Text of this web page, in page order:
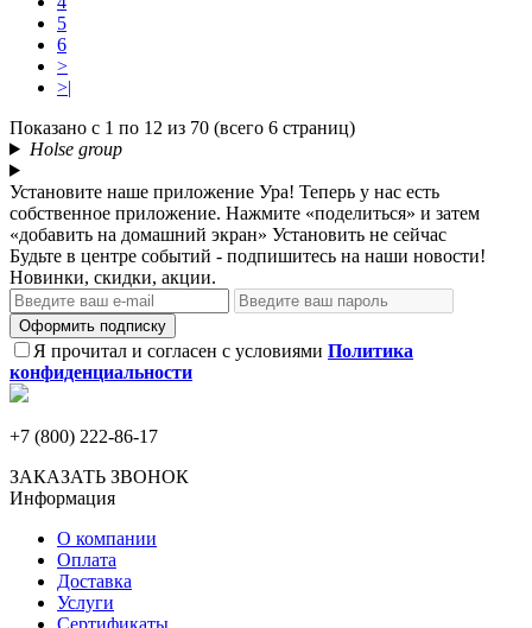
5
6
>
>|
Показано с 1 по 12 из 70 (всего 6 страниц)
Holse group
Установите наше приложение Ура! Теперь у нас есть
собственное приложение. Нажмите «поделиться» и затем
«добавить на домашний экран» Установить не сейчас
Будьте в центре событий - подпишитесь на наши новости!
Новинки, скидки, акции.
Оформить подписку
Я прочитал и согласен с условиями Политика
конфиденциальности
+7 (800) 222-86-17
ЗАКАЗАТЬ ЗВОНОК
Информация
О компании
Оплата
Доставка
Услуги
Сертификаты